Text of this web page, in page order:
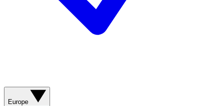
Europe